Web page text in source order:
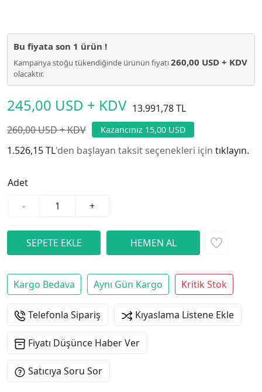
13.991,78 TL
245,00 USD + KDV
260,00 USD + KDV Kazancınız 15,00 USD
Bu fiyata son 1 ürün !
Kampanya stoğu tükendiğinde ürünün fiyatı260,00 USD + KDV
olacaktır.
1.526,15 TL'den başlayan taksit seçenekleri için tıklayın.
Adet
-
+
Kargo Bedava Aynı Gün Kargo Kritik Stok
Telefonla Sipariş Kıyaslama Listene Ekle
Fiyatı Düşünce Haber Ver
Satıcıya Soru Sor